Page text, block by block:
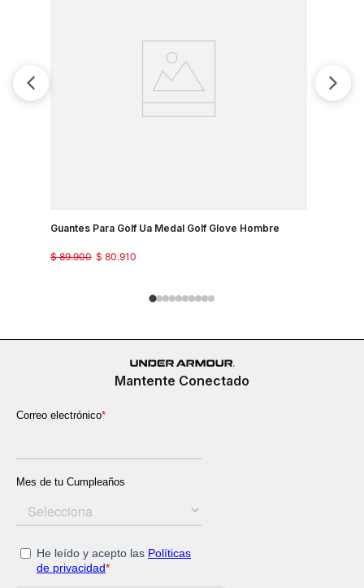
Guantes Para Golf Ua Medal Golf Glove Hombre
$ 80.910
$ 89.900
Mantente Conectado